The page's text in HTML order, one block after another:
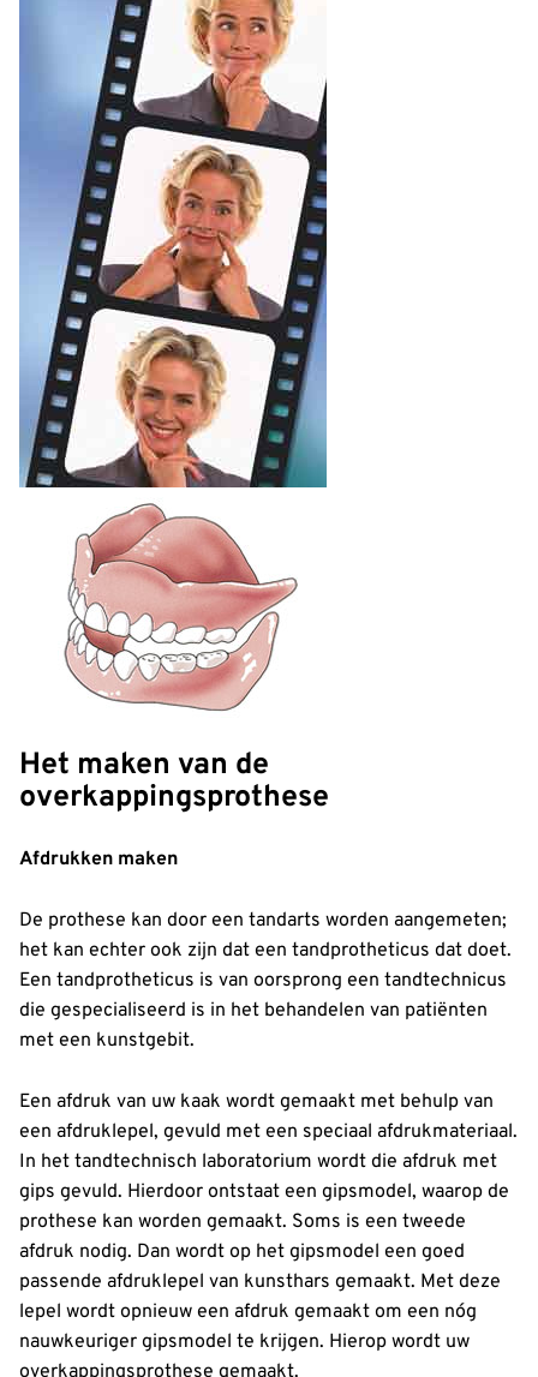
Het maken van de
overkappingsprothese
Afdrukken maken
De prothese kan door een tandarts worden aangemeten;
het kan echter ook zijn dat een tandprotheticus dat doet.
Een tandprotheticus is van oorsprong een tandtechnicus
die gespecialiseerd is in het behandelen van patiënten
met een kunstgebit.
Een afdruk van uw kaak wordt gemaakt met behulp van
een afdruklepel, gevuld met een speciaal afdrukmateriaal.
In het tandtechnisch laboratorium wordt die afdruk met
gips gevuld. Hierdoor ontstaat een gipsmodel, waarop de
prothese kan worden gemaakt. Soms is een tweede
afdruk nodig. Dan wordt op het gipsmodel een goed
passende afdruklepel van kunsthars gemaakt. Met deze
lepel wordt opnieuw een afdruk gemaakt om een nóg
nauwkeuriger gipsmodel te krijgen. Hierop wordt uw
overkappingsprothese gemaakt.